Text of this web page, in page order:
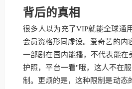
背后的真相
很多人以为充了VIP就能全球通
会员资格形同虚设。爱奇艺的内
一部剧在国内能播，不代表能在
护照，平台一看"哦，这人不在
制。更烦的是，这种限制是动态